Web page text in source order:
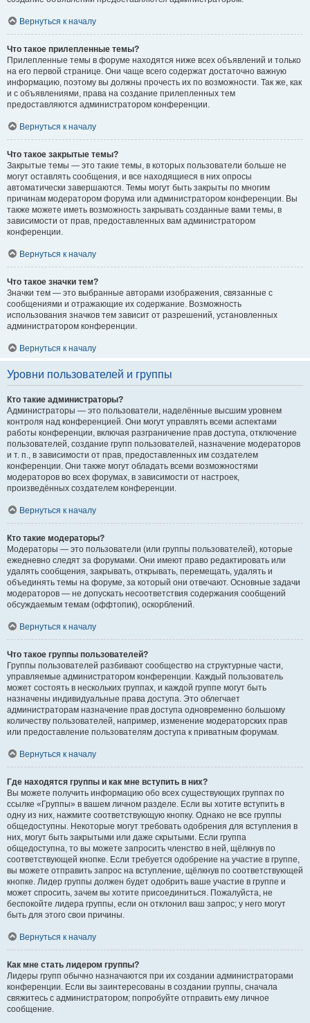
Вернуться к началу
Что такое прилепленные темы?
Прилепленные темы в форуме находятся ниже всех объявлений и только
на его первой странице. Они чаще всего содержат достаточно важную
информацию, поэтому вы должны прочесть их по возможности. Так же, как
и с объявлениями, права на создание прилепленных тем
предоставляются администратором конференции.
Вернуться к началу
Что такое закрытые темы?
Закрытые темы — это такие темы, в которых пользователи больше не
могут оставлять сообщения, и все находящиеся в них опросы
автоматически завершаются. Темы могут быть закрыты по многим
причинам модератором форума или администратором конференции. Вы
также можете иметь возможность закрывать созданные вами темы, в
зависимости от прав, предоставленных вам администратором
конференции.
Вернуться к началу
Что такое значки тем?
Значки тем — это выбранные авторами изображения, связанные с
сообщениями и отражающие их содержание. Возможность
использования значков тем зависит от разрешений, установленных
администратором конференции.
Вернуться к началу
Уровни пользователей и группы
Кто такие администраторы?
Администраторы — это пользователи, наделённые высшим уровнем
контроля над конференцией. Они могут управлять всеми аспектами
работы конференции, включая разграничение прав доступа, отключение
пользователей, создание групп пользователей, назначение модераторов
и т. п., в зависимости от прав, предоставленных им создателем
конференции. Они также могут обладать всеми возможностями
модераторов во всех форумах, в зависимости от настроек,
произведённых создателем конференции.
Вернуться к началу
Кто такие модераторы?
Модераторы — это пользователи (или группы пользователей), которые
ежедневно следят за форумами. Они имеют право редактировать или
удалять сообщения, закрывать, открывать, перемещать, удалять и
объединять темы на форуме, за который они отвечают. Основные задачи
модераторов — не допускать несоответствия содержания сообщений
обсуждаемым темам (оффтопик), оскорблений.
Вернуться к началу
Что такое группы пользователей?
Группы пользователей разбивают сообщество на структурные части,
управляемые администратором конференции. Каждый пользователь
может состоять в нескольких группах, и каждой группе могут быть
назначены индивидуальные права доступа. Это облегчает
администраторам назначение прав доступа одновременно большому
количеству пользователей, например, изменение модераторских прав
или предоставление пользователям доступа к приватным форумам.
Вернуться к началу
Где находятся группы и как мне вступить в них?
Вы можете получить информацию обо всех существующих группах по
ссылке «Группы» в вашем личном разделе. Если вы хотите вступить в
одну из них, нажмите соответствующую кнопку. Однако не все группы
общедоступны. Некоторые могут требовать одобрения для вступления в
них, могут быть закрытыми или даже скрытыми. Если группа
общедоступна, то вы можете запросить членство в ней, щёлкнув по
соответствующей кнопке. Если требуется одобрение на участие в группе,
вы можете отправить запрос на вступление, щёлкнув по соответствующей
кнопке. Лидер группы должен будет одобрить ваше участие в группе и
может спросить, зачем вы хотите присоединиться. Пожалуйста, не
беспокойте лидера группы, если он отклонил ваш запрос; у него могут
быть для этого свои причины.
Вернуться к началу
Как мне стать лидером группы?
Лидеры групп обычно назначаются при их создании администраторами
конференции. Если вы заинтересованы в создании группы, сначала
свяжитесь с администратором; попробуйте отправить ему личное
сообщение.